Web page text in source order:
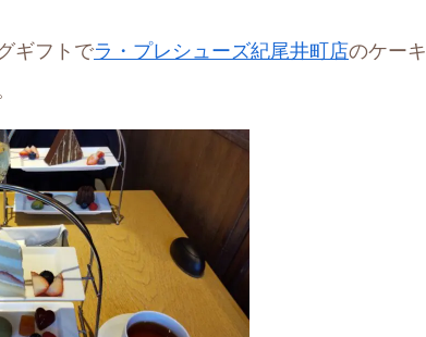
ギフトでラ・プレシューズ紀尾井町店のケーキ